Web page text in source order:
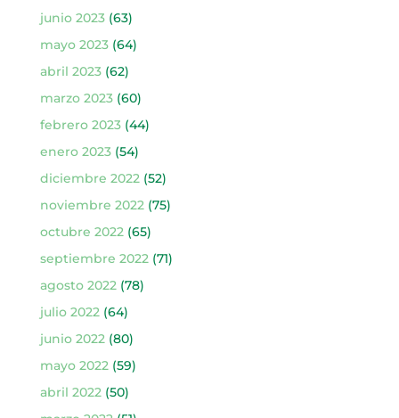
junio 2023(63)
mayo 2023(64)
abril 2023(62)
marzo 2023(60)
febrero 2023(44)
enero 2023(54)
diciembre 2022(52)
noviembre 2022(75)
octubre 2022(65)
septiembre 2022(71)
agosto 2022(78)
julio 2022(64)
junio 2022(80)
mayo 2022(59)
abril 2022(50)